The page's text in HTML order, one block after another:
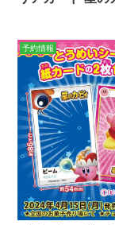
予約情報